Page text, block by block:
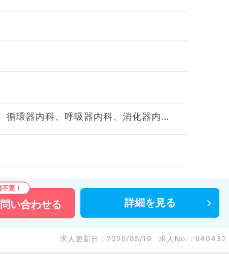
神経内科、心療内科、一般内科、循環器内科、呼吸器内科、消化器内科、内分泌・代謝内科、腎臓内科、老年内科、膠原病科
問い合わせる 詳細を 見る
求人更新日 : 2025/05/19 求人No. : 640432